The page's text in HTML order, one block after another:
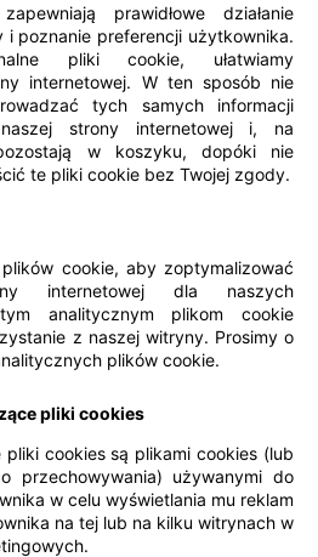
prawidłowe działanie
poznanie preferencji użytkownika.
pliki cookie, ułatwiamy
internetowej. W ten sposób nie
tych samych informacji
strony internetowej i, na
w koszyku, dopóki nie
te pliki cookie bez Twojej zgody.
cookie, aby zoptymalizować
internetowej dla naszych
analitycznym plikom cookie
z naszej witryny. Prosimy o
plików cookie.
pliki cookies
cookies są plikami cookies (lub
przechowywania) używanymi do
w celu wyświetlania mu reklam
na tej lub na kilku witrynach w